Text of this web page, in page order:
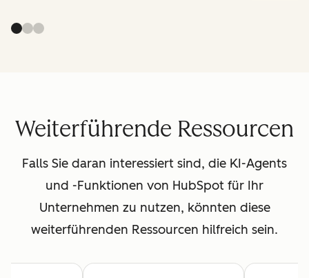
Weiterführende Ressourcen
Falls Sie daran interessiert sind, die KI-Agents
und -Funktionen von HubSpot für Ihr
Unternehmen zu nutzen, könnten diese
weiterführenden Ressourcen hilfreich sein.